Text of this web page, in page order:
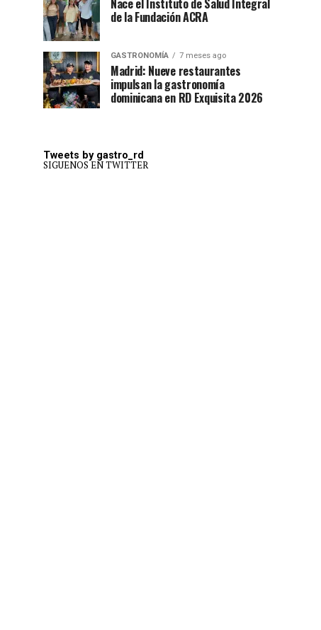
Nace el Instituto de Salud Integral
de la Fundación ACRA
GASTRONOMÍA 7 meses ago
Madrid: Nueve restaurantes
impulsan la gastronomía
dominicana en RD Exquisita 2026
Tweets by gastro_rd
SIGUENOS EN TWITTER